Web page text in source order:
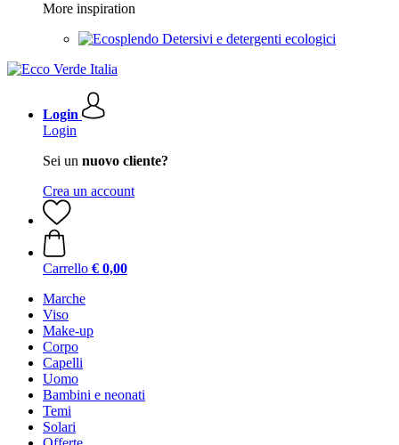
More inspiration
Detersivi e detergenti ecologici
Login
Login
Sei un nuovo cliente?
Crea un account
Carrello € 0,00
Marche
Viso
Make-up
Corpo
Capelli
Uomo
Bambini e neonati
Temi
Solari